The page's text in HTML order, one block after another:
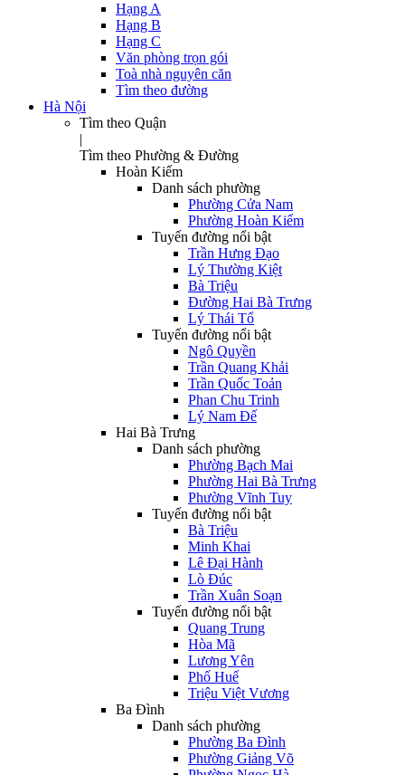
Hạng A
Hạng B
Hạng C
Văn phòng trọn gói
Toà nhà nguyên căn
Tìm theo đường
Hà Nội
Tìm theo Quận
|
Tìm theo Phường & Đường
Hoàn Kiếm
Danh sách phường
Phường Cửa Nam
Phường Hoàn Kiếm
Tuyến đường nổi bật
Trần Hưng Đạo
Lý Thường Kiệt
Bà Triệu
Đường Hai Bà Trưng
Lý Thái Tổ
Tuyến đường nổi bật
Ngô Quyền
Trần Quang Khải
Trần Quốc Toản
Phan Chu Trinh
Lý Nam Đế
Hai Bà Trưng
Danh sách phường
Phường Bạch Mai
Phường Hai Bà Trưng
Phường Vĩnh Tuy
Tuyến đường nổi bật
Bà Triệu
Minh Khai
Lê Đại Hành
Lò Đúc
Trần Xuân Soạn
Tuyến đường nổi bật
Quang Trung
Hòa Mã
Lương Yên
Phố Huế
Triệu Việt Vương
Ba Đình
Danh sách phường
Phường Ba Đình
Phường Giảng Võ